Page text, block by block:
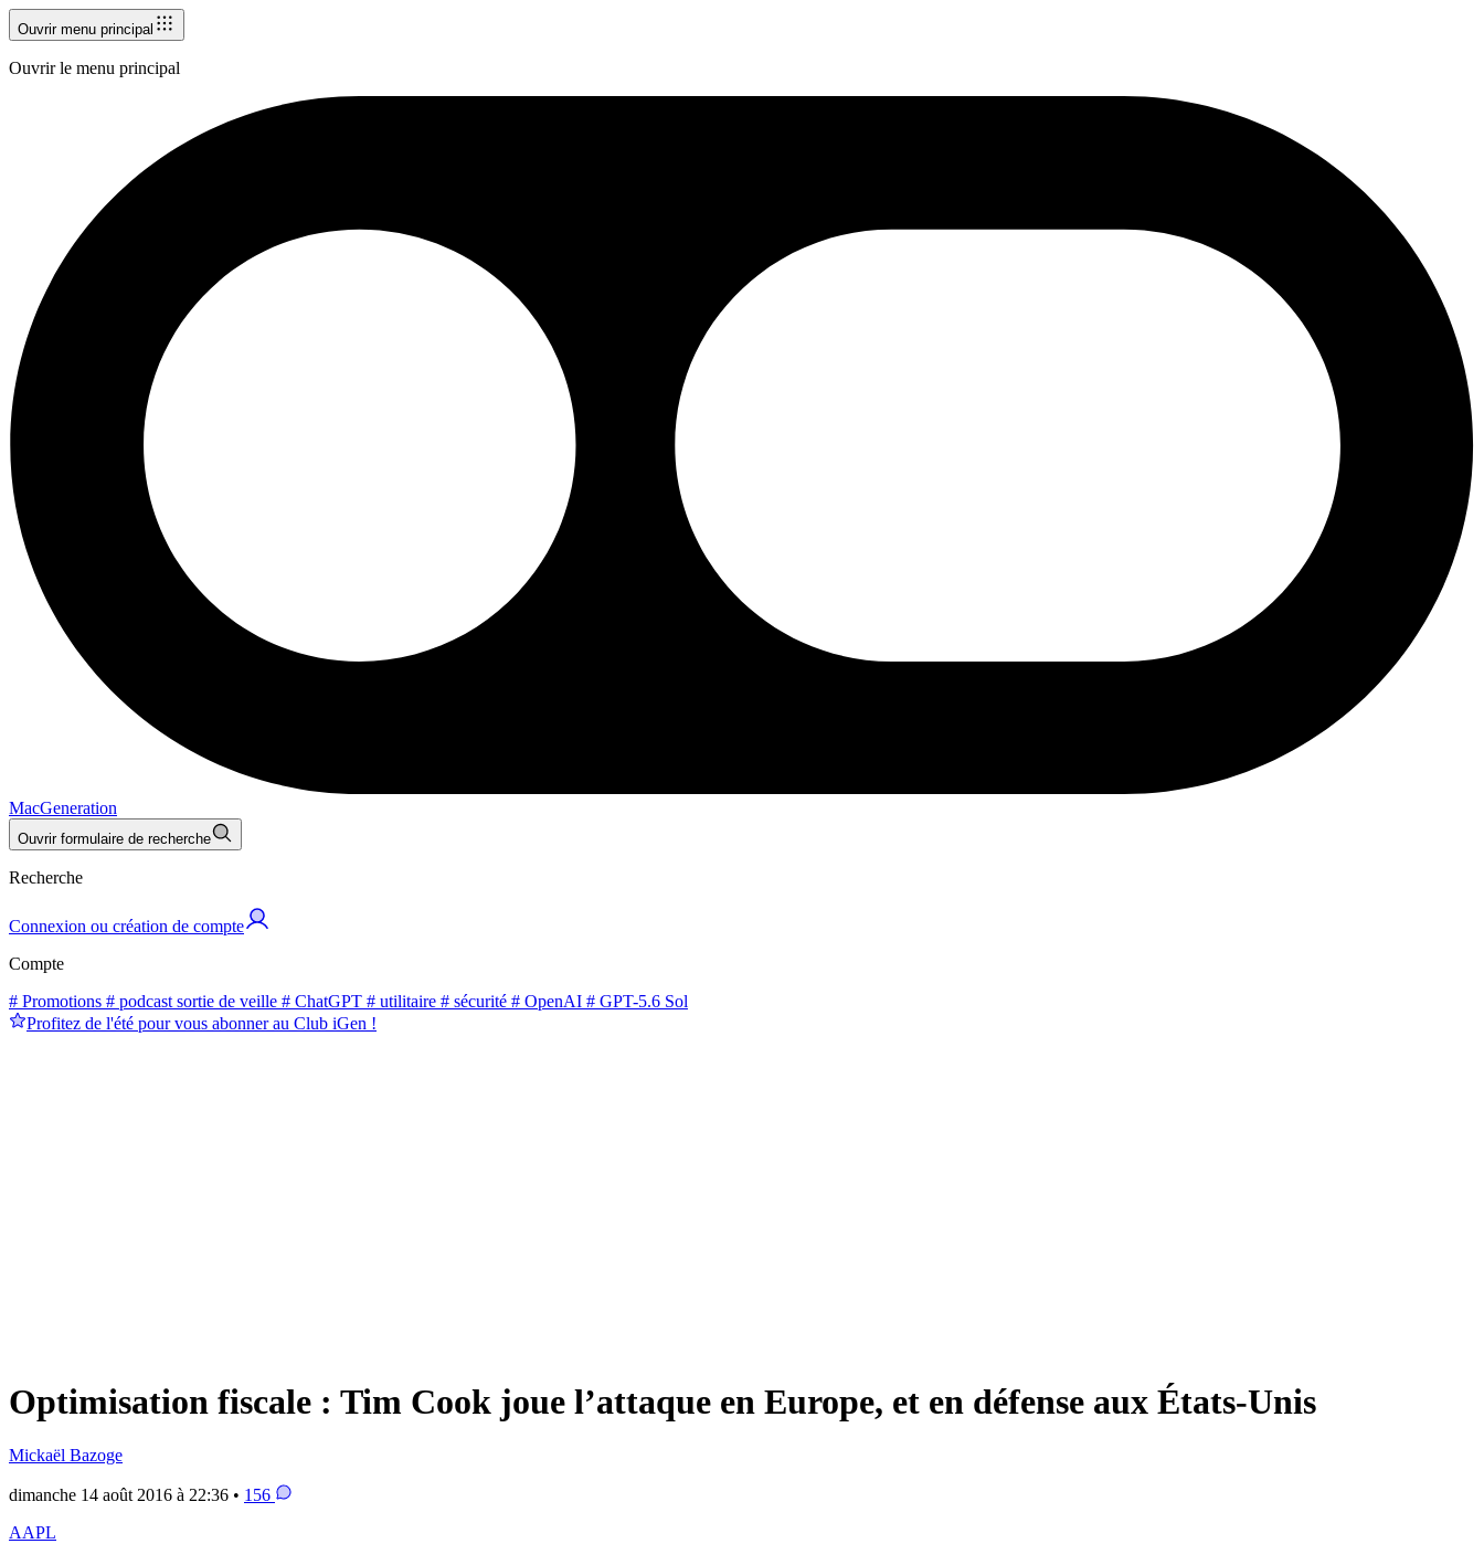
Ouvrir menu principal
Ouvrir le menu principal
MacGeneration
Ouvrir formulaire de recherche
Recherche
Connexion ou création de compte
Compte
# Promotions # podcast sortie de veille # ChatGPT # utilitaire # sécurité # OpenAI # GPT-5.6 Sol
Profitez de l'été pour vous abonner au Club iGen !
Optimisation fiscale : Tim Cook joue l’attaque en Europe, et en défense aux États-Unis
Mickaël Bazoge
dimanche 14 août 2016 à 22:36 • 156
AAPL